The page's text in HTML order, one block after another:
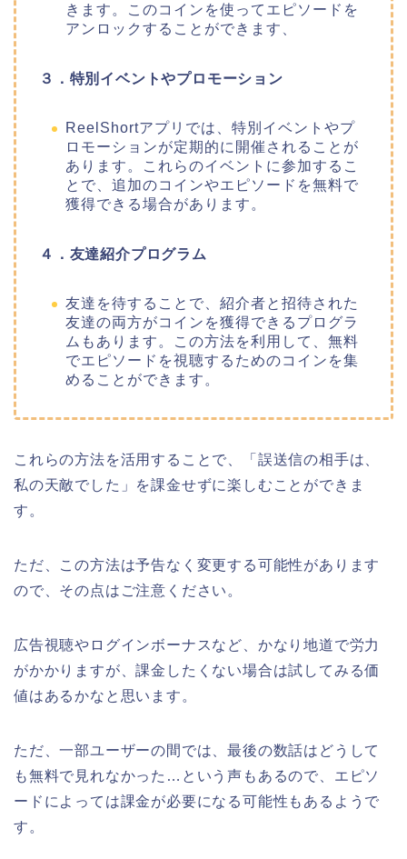
きます。このコインを使ってエピソードを
アンロックすることができます、
３．特別イベントやプロモーション
ReelShortアプリでは、特別イベントやプ
ロモーションが定期的に開催されることが
あります。これらのイベントに参加するこ
とで、追加のコインやエピソードを無料で
獲得できる場合があります。
４．友達紹介プログラム
友達を待することで、紹介者と招待された
友達の両方がコインを獲得できるプログラ
ムもあります。この方法を利用して、無料
でエピソードを視聴するためのコインを集
めることができます。
これらの方法を活用することで、
「誤送信の相手は、
私の天敵でした 」 を課金せずに楽しむことができま
す。
ただ、この方法は予告なく変更する可能性があります
ので、その点はご注意ください。
広告視聴やログインボーナスなど、かなり地道で労力
がかかりますが、課金したくない場合は試してみる価
値はあるかなと思います。
ただ、一部ユーザーの間では、最後の数話はどうして
も無料で見れなかった…という声もあるので、エピソ
ードによっては課金が必要になる可能性もあるようで
す。